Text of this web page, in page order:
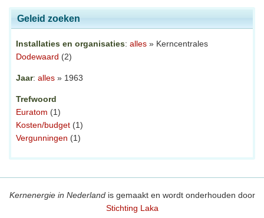
Geleid zoeken
Installaties en organisaties: alles » Kerncentrales
Dodewaard (2)
Jaar: alles » 1963
Trefwoord
Euratom (1)
Kosten/budget (1)
Vergunningen (1)
Kernenergie in Nederlandis gemaakt en wordt onderhouden door
Stichting Laka